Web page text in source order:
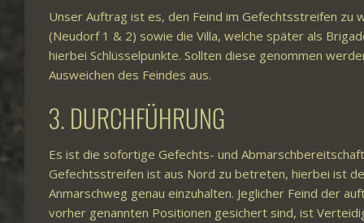
Unser Auftrag ist es, den Feind im Gefechtsstreifen zu
(Neudorf 1 & 2) sowie die Villa, welche später als
hierbei Schlüsselpunkte. Sollten diese genommen
Ausweichen des Feindes aus.
3. DURCHFÜHRUNG
Es ist die sofortige Gefechts- und
Gefechtsstreifen ist aus Nord zu betreten, hierbei ist
Anmarschweg genau einzuhalten. Jeglicher Feind der
vorher genannten Positionen gesichert sind, ist